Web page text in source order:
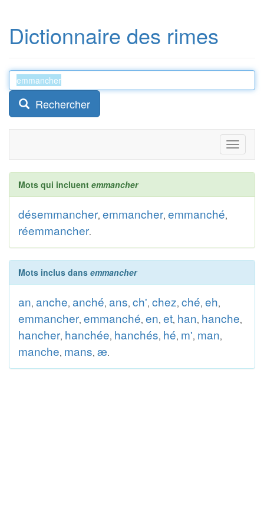
Dictionnaire des rimes
Rechercher
Toggle
Mots qui incluent emmancher
désemmancher, emmancher, emmanché,
réemmancher.
Mots inclus dans emmancher
an, anche, anché, ans, ch', chez, ché, eh,
emmancher, emmanché, en, et, han, hanche,
hancher, hanchée, hanchés, hé, m', man,
manche, mans, æ.